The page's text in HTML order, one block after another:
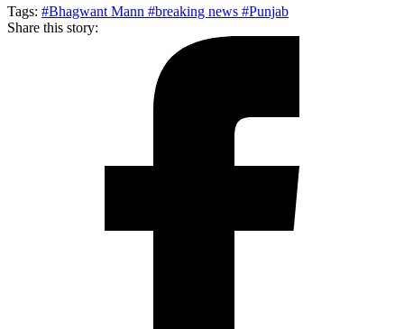
Tags: #Bhagwant Mann #breaking news #Punjab
Share this story: